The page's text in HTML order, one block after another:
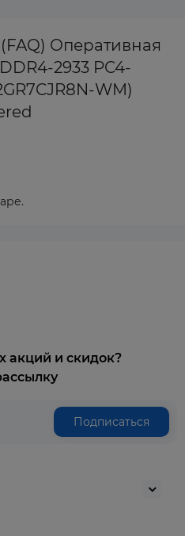
Оперативная
2933 PC4-
WM)
акций и скидок?
Подписаться